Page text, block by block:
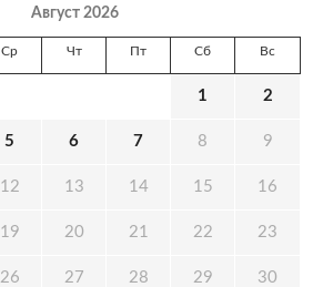
Август 2026
Ср Чт Пт Сб Вс
1 2
5 6 7 8 9
12 13 14 15 16
19 20 21 22 23
26 27 28 29 30